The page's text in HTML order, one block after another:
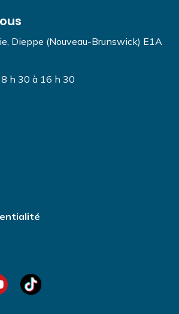
Dieppe (Nouveau-Brunswick) E1A
h 30 à 16 h 30
TikTok